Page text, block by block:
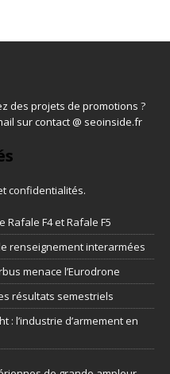
des projets de promotions ?
sur contact @ seoinside.fr
confidentialités.
F4 et Rafale F5
renseignement interarmées
menace l’Eurodrone
résultats semestriels
: l’industrie d’armement en